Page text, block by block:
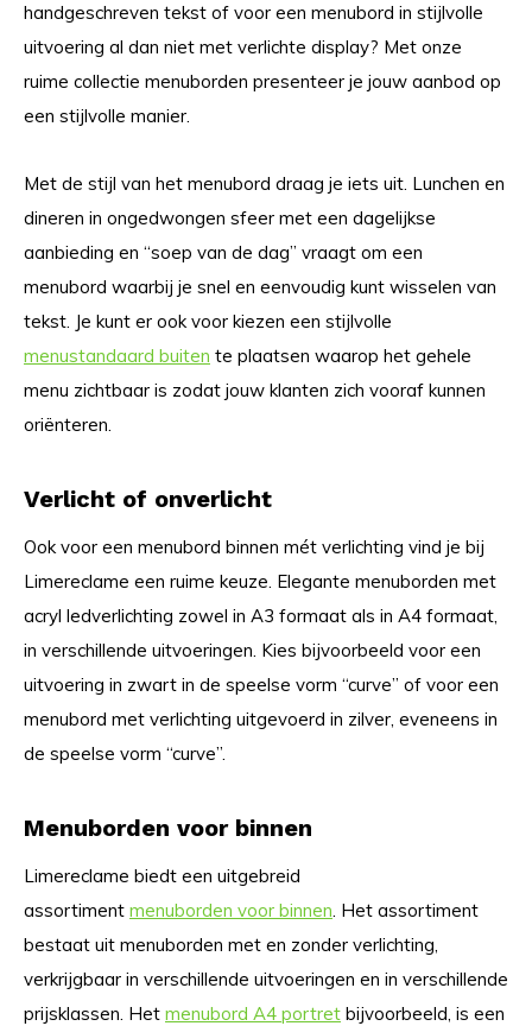
handgeschreven tekst of voor een menubord in stijlvolle
uitvoering al dan niet met verlichte display? Met onze
ruime collectie menuborden presenteer je jouw aanbod op
een stijlvolle manier.
Met de stijl van het menubord draag je iets uit. Lunchen en
dineren in ongedwongen sfeer met een dagelijkse
aanbieding en “soep van de dag” vraagt om een
menubord waarbij je snel en eenvoudig kunt wisselen van
tekst. Je kunt er ook voor kiezen een stijlvolle
menustandaard buiten te plaatsen waarop het gehele
menu zichtbaar is zodat jouw klanten zich vooraf kunnen
oriënteren.
Verlicht of onverlicht
Ook voor een menubord binnen mét verlichting vind je bij
Limereclame een ruime keuze. Elegante menuborden met
acryl ledverlichting zowel in A3 formaat als in A4 formaat,
in verschillende uitvoeringen. Kies bijvoorbeeld voor een
uitvoering in zwart in de speelse vorm “curve” of voor een
menubord met verlichting uitgevoerd in zilver, eveneens in
de speelse vorm “curve”.
Menuborden voor binnen
Limereclame biedt een uitgebreid
assortiment menuborden voor binnen. Het assortiment
bestaat uit menuborden met en zonder verlichting,
verkrijgbaar in verschillende uitvoeringen en in verschillende
prijsklassen. Het menubord A4 portret bijvoorbeeld, is een